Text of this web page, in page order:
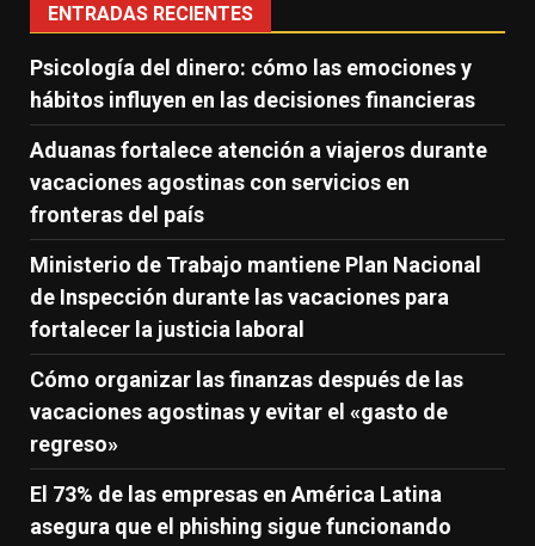
ENTRADAS RECIENTES
Psicología del dinero: cómo las emociones y
hábitos influyen en las decisiones financieras
Aduanas fortalece atención a viajeros durante
vacaciones agostinas con servicios en
fronteras del país
Ministerio de Trabajo mantiene Plan Nacional
de Inspección durante las vacaciones para
fortalecer la justicia laboral
Cómo organizar las finanzas después de las
vacaciones agostinas y evitar el «gasto de
regreso»
El 73% de las empresas en América Latina
asegura que el phishing sigue funcionando